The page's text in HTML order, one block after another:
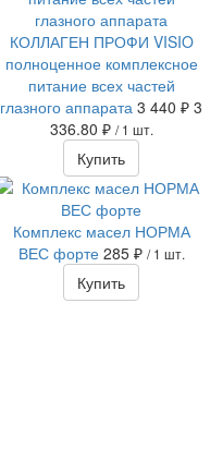
КОЛЛАГЕН ПРОФИ VISIO
полноценное комплексное
питание всех частей
глазного аппарата 3 440 ₽ 3
336.80 ₽ / 1 шт.
Купить
Комплекс масел НОРМА
ВЕС форте 285 ₽ / 1 шт.
Купить